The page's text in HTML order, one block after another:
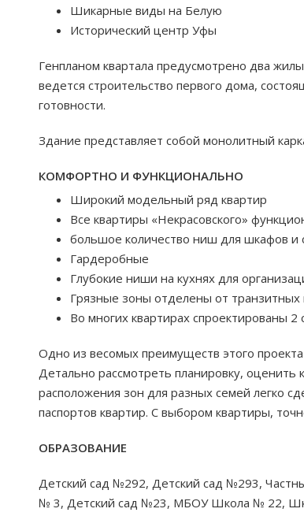
Шикарные виды на Белую
Исторический центр Уфы
Генпланом квартала предусмотрено два
ведется строительство первого дома,
готовности.
Здание представляет собой монолитный
КОМФОРТНО И ФУНКЦИОНАЛЬНО
Широкий модельный ряд квартир
Все квартиры «Некрасовского»
большое количество ниш для шкафов и
Гардеробные
Глубокие ниши на кухнях для
Грязные зоны отделены от транзитных
Во многих квартирах спроектированы 2
Одно из весомых преимуществ этого
Детально рассмотреть планировку,
расположения зон для разных семей легко
паспортов квартир. С выбором квартиры,
ОБРАЗОВАНИЕ
Детский сад №292, Детский сад №293,
№ 3, Детский сад №23, МБОУ Школа № 22,